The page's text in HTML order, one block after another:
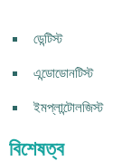
ডেন্টিস্ট
এন্ডোডোনটিস্ট
ইমপ্লান্টোলজিস্ট
বিশেষত্ব